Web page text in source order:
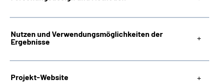
Nutzen und Verwendungsmöglichkeiten der
Ergebnisse
Projekt-Website